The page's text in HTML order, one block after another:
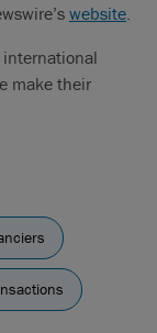
website.
make their